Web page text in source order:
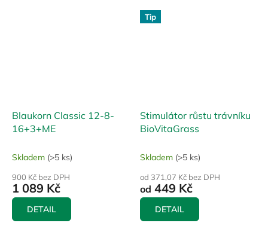
Blaukorn Classic 12-8-
16+3+ME
Skladem (>5 ks)
900 Kč bez DPH
1 089 Kč
DETAIL
Tip
Stimulátor růstu trávníku
BioVitaGrass
Skladem (>5 ks)
od 371,07 Kč bez DPH
od 449 Kč
DETAIL